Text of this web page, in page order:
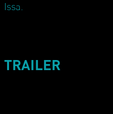
Issa.
TRAILER